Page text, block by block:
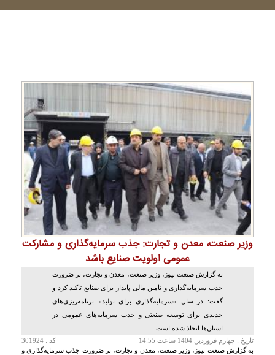
وزیر صنعت، معدن و تجارت: جذب سرمایه‌گذاری و مشارکت
عمومی‌ اولویت صنایع باشد
به گزارش صنعت نیوز، وزیر صنعت، معدن و تجارت، بر ضرورت
جذب سرمایه‌گذاری و تامین مالی پایدار برای صنایع تاکید کرد و
گفت: در سال‌ «سرمایه‌گذاری برای تولید» برنامه‌ریزی‌های
جدیدی برای توسعه صنعتی و جذب سرمایه‌های عمومی در
استان‌ها اتخاذ شده است.
تاريخ : چهارم فروردين 1404 ساعت 14:55
کد : 301924
به گزارش صنعت نیوز، وزیر صنعت، معدن و تجارت، بر ضرورت جذب سرمایه‌گذاری و